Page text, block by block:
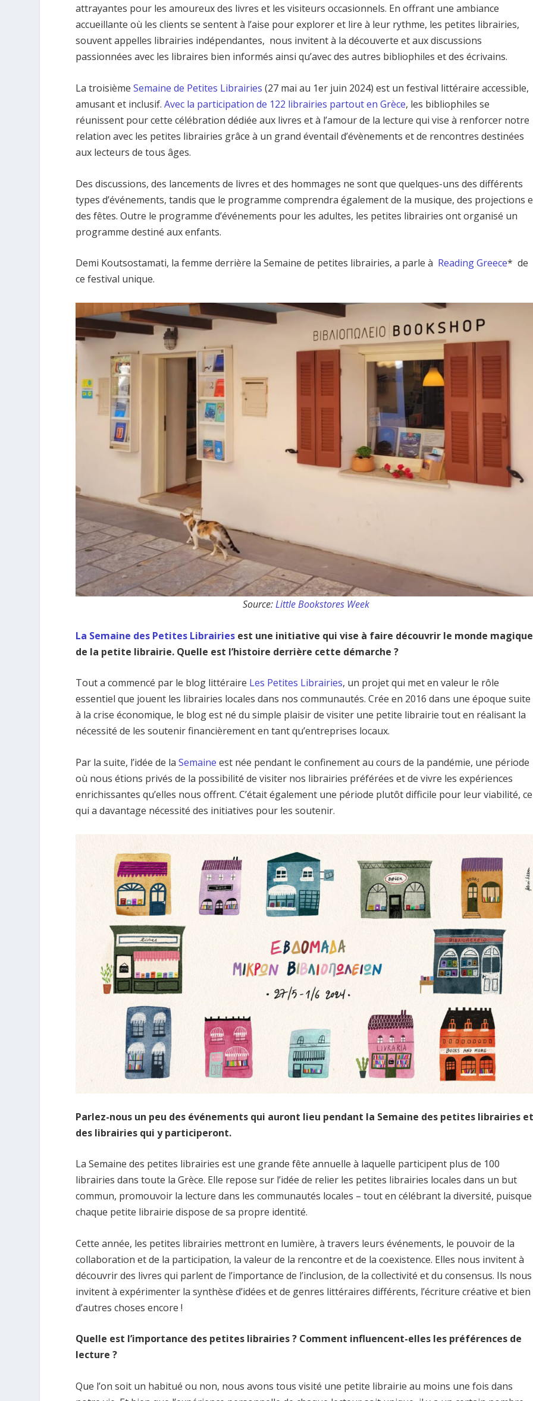
attrayantes pour les amoureux des livres et les visiteurs occasionnels. En offrant une ambiance
accueillante où les clients se sentent à l’aise pour explorer et lire à leur rythme, les petites librairies,
souvent appelles librairies indépendantes, nous invitent à la découverte et aux discussions
passionnées avec les libraires bien informés ainsi qu’avec des autres bibliophiles et des écrivains.
La troisièmeSemaine de Petites Librairies (27 mai au 1er juin 2024) est un festival littéraire accessible,
amusant et inclusif.Avec la participation de 122 librairies partout en Grèce, les bibliophiles se
réunissent pour cette célébration dédiée aux livres et à l’amour de la lecture qui vise à renforcer notre
relation avec les petites librairies grâce à un grand éventail d’évènements et de rencontres destinées
aux lecteurs de tous âges.
Des discussions, des lancements de livres et des hommages ne sont que quelques-uns des différents
types d’événements, tandis que le programme comprendra également de la musique, des projections
des fêtes. Outre le programme d’événements pour les adultes, les petites librairies ont organisé un
programme destiné aux enfants.
Demi Koutsostamati, la femme derrière la Semaine de petites librairies, a parle à Reading Greece* de
ce festival unique.
Source:Little Bookstores Week
La Semaine des Petites Librairies est une initiative qui vise à faire découvrir le monde magique
de la petite librairie. Quelle est l’histoire derrière cette démarche ?
Tout a commencé par le blog littéraire Les Petites Librairies, un projet qui met en valeur le rôle
essentiel que jouent les librairies locales dans nos communautés. Crée en 2016 dans une époque suite
à la crise économique, le blog est né du simple plaisir de visiter une petite librairie tout en réalisant la
nécessité de les soutenir financièrement en tant qu’entreprises locaux.
Par la suite, l’idée de laSemaine est née pendant le confinement au cours de la pandémie, une période
où nous étions privés de la possibilité de visiter nos librairies préférées et de vivre les expériences
enrichissantes qu’elles nous offrent. C’était également une période plutôt difficile pour leur viabilité, ce
qui a davantage nécessité des initiatives pour les soutenir.
Parlez-nous un peu des événements qui auront lieu pendant la Semaine des petites librairies et
des librairies qui y participeront.
La Semaine des petites librairies est une grande fête annuelle à laquelle participent plus de 100
librairies dans toute la Grèce. Elle repose sur l’idée de relier les petites librairies locales dans un but
commun, promouvoir la lecture dans les communautés locales – tout en célébrant la diversité, puisque
chaque petite librairie dispose de sa propre identité.
Cette année, les petites librairies mettront en lumière, à travers leurs événements, le pouvoir de la
collaboration et de la participation, la valeur de la rencontre et de la coexistence. Elles nous invitent à
découvrir des livres qui parlent de l’importance de l’inclusion, de la collectivité et du consensus. Ils nous
invitent à expérimenter la synthèse d’idées et de genres littéraires différents, l’écriture créative et bien
d’autres choses encore !
Quelle est l’importance des petites librairies ? Comment influencent-elles les préférences de
lecture ?
Que l’on soit un habitué ou non, nous avons tous visité une petite librairie au moins une fois dans